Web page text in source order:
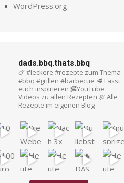
WordPress.org
dads.bbq.thats.bbq
🍗 #leckere #rezepte zum Thema
#bbq #grillen #barbecue 🥩 Lasst
euch inspirieren 🥓YouTube
Videos zu allen Rezepten 🍖 Alle
Rezepte im eigenen Blog